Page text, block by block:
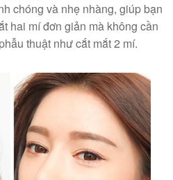
chóng và nhẹ nhàng, giúp bạn
hai mí đơn giản mà không cần
thuật như cắt mắt 2 mí.